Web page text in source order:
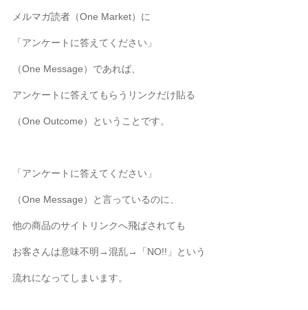
メルマガ読者（One Market）に
「アンケートに答えてください」
（One Message）であれば、
アンケートに答えてもらうリンクだけ貼る
（One Outcome）ということです。
「アンケートに答えてください」
（One Message）と言っているのに、
他の商品のサイトリンクへ飛ばされても
お客さんは意味不明→混乱→「NO!!」という
流れになってしまいます。